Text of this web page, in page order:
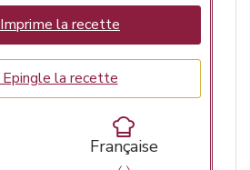
Imprime la recette
Epingle la recette
Française